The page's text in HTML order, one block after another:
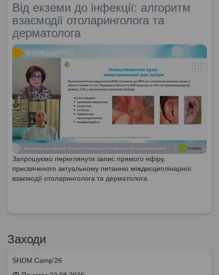
Від екземи до інфекції: алгоритм
взаємодії отоларинголога та
дерматолога
Запрошуємо переглянути запис прямого ефіру,
присвяченого актуальному питанню міждисциплінарної
взаємодії отоларинголога та дерматолога.
Заходи
SHDM.Camp’26